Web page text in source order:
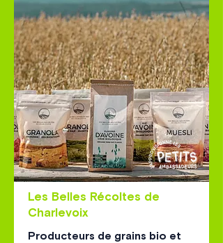
Les Belles Récoltes de
Charlevoix
Producteurs de grains bio et